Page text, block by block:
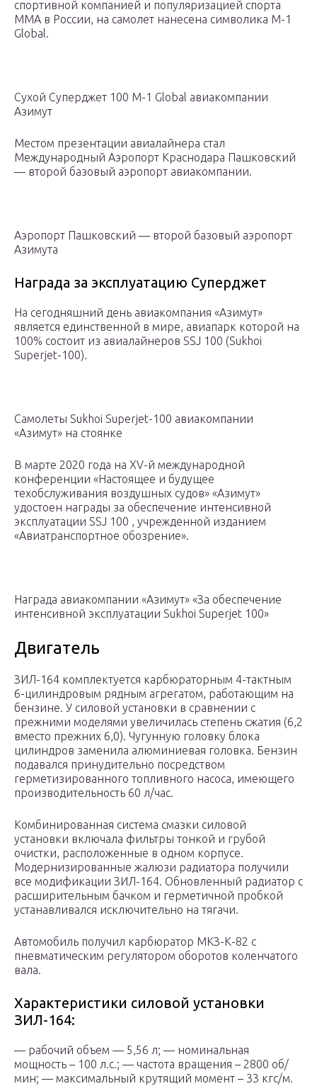
спортивной компанией и популяризацией спорта
ММА в России, на самолет нанесена символика M-1
Global.
Сухой Суперджет 100 M-1 Global авиакомпании
Азимут
Местом презентации авиалайнера стал
Международный Аэропорт Краснодара Пашковский
— второй базовый аэропорт авиакомпании.
Аэропорт Пашковский — второй базовый аэропорт
Азимута
Награда за эксплуатацию Суперджет
На сегодняшний день авиакомпания «Азимут»
является единственной в мире, авиапарк которой на
100% состоит из авиалайнеров SSJ 100 (Sukhoi
Superjet-100).
Самолеты Sukhoi Superjet-100 авиакомпании
«Азимут» на стоянке
В марте 2020 года на XV-й международной
конференции «Настоящее и будущее
техобслуживания воздушных судов» «Азимут»
удостоен награды за обеспечение интенсивной
эксплуатации SSJ 100 , учрежденной изданием
«Авиатранспортное обозрение».
Награда авиакомпании «Азимут» «За обеспечение
интенсивной эксплуатации Sukhoi Superjet 100»
Двигатель
ЗИЛ-164 комплектуется карбюраторным 4-тактным
6-цилиндровым рядным агрегатом, работающим на
бензине. У силовой установки в сравнении с
прежними моделями увеличилась степень сжатия (6,2
вместо прежних 6,0). Чугунную головку блока
цилиндров заменила алюминиевая головка. Бензин
подавался принудительно посредством
герметизированного топливного насоса, имеющего
производительность 60 л/час.
Комбинированная система смазки силовой
установки включала фильтры тонкой и грубой
очистки, расположенные в одном корпусе.
Модернизированные жалюзи радиатора получили
все модификации ЗИЛ-164. Обновленный радиатор с
расширительным бачком и герметичной пробкой
устанавливался исключительно на тягачи.
Автомобиль получил карбюратор МКЗ-К-82 с
пневматическим регулятором оборотов коленчатого
вала.
Характеристики силовой установки
ЗИЛ-164:
— рабочий объем — 5,56 л; — номинальная
мощность – 100 л.с.; — частота вращения – 2800 об/
мин; — максимальный крутящий момент – 33 кгс/м.